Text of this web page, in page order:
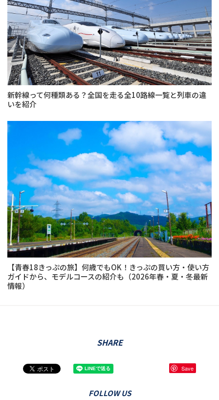
新幹線って何種類ある？全国を走る全10路線一覧と列車の違
いを紹介
【青春18きっぷの旅】何歳でもOK！きっぷの買い方・使い方
ガイドから、モデルコースの紹介も（2026年春・夏・冬最新
情報）
SHARE
Save
FOLLOW US